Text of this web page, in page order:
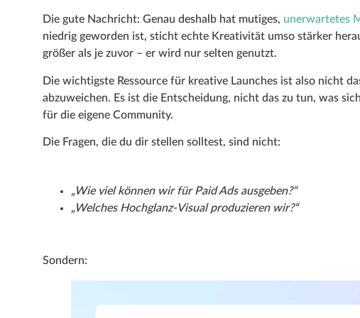
Die gute Nachricht: Genau deshalb hat mutiges, unerwartetes
niedrig geworden ist, sticht echte Kreativität umso stärker
größer als je zuvor – er wird nur selten genutzt.
Die wichtigste Ressource für kreative Launches ist also nicht
abzuweichen. Es ist die Entscheidung, nicht das zu tun, was
für die eigene Community.
Die Fragen, die du dir stellen solltest, sind nicht:
„Wie viel können wir für Paid Ads ausgeben?“
„Welches Hochglanz-Visual produzieren wir?“
Sondern: